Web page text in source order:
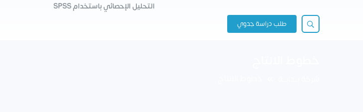
التحليل الإحصائي باستخدام SPSS
طلب دراسة جدوي